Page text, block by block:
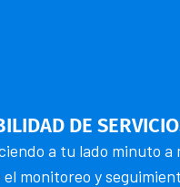
DE
a tu lado minuto a
monitoreo y